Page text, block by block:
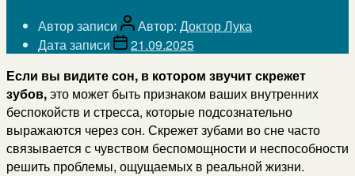
Автор записи Автор: Доктор Лука
Дата записи
21.09.2025
Если вы видите сон, в котором звучит скрежет
зубов,это может быть признаком ваших внутренних
беспокойств и стресса, которые подсознательно
выражаются через сон. Скрежет зубами во сне часто
связывается с чувством беспомощности и неспособности
решить проблемы, ощущаемых в реальной жизни.